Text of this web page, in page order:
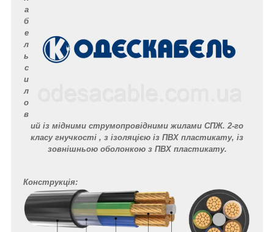
а
б
е
л
ь
с
и
л
о
в
ий із мідними струмопровідними жилами СПЖ. 2-го
класу гнучкості , з ізоляцією із ПВХ пластикату, із
зовнішньою оболонкою з ПВХ пластикату.
Конструкція: